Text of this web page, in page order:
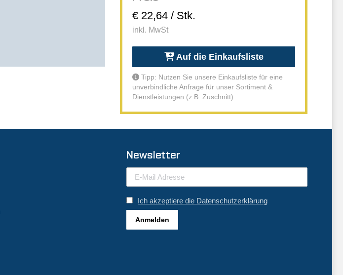
€ 22,64 / Stk.
inkl. MwSt
Auf die Einkaufsliste
Tipp: Nutzen Sie unsere Einkaufsliste für eine
unverbindliche Anfrage für unser Sortiment &
Dienstleistungen (z.B. Zuschnitt).
Newsletter
Ich akzeptiere die Datenschutzerklärung